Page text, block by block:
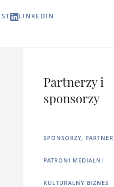
LINKEDIN
Partnerzy i
sponsorzy
SPONSORZY,
PATRONI MEDIALNI
KULTURALNY BIZNES